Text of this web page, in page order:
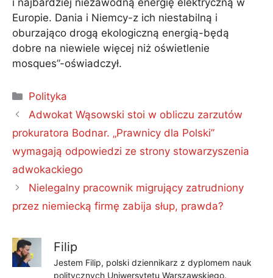
i najbardziej niezawodną energię elektryczną w
Europie. Dania i Niemcy-z ich niestabilną i
oburzająco drogą ekologiczną energią-będą
dobre na niewiele więcej niż oświetlenie
mosques”-oświadczył.
Kategorie
Polityka
Adwokat Wąsowski stoi w obliczu zarzutów
prokuratora Bodnar. „Prawnicy dla Polski”
wymagają odpowiedzi ze strony stowarzyszenia
adwokackiego
Nielegalny pracownik migrujący zatrudniony
przez niemiecką firmę zabija słup, prawda?
Filip
Jestem Filip, polski dziennikarz z dyplomem nauk
politycznych Uniwersytetu Warszawskiego.